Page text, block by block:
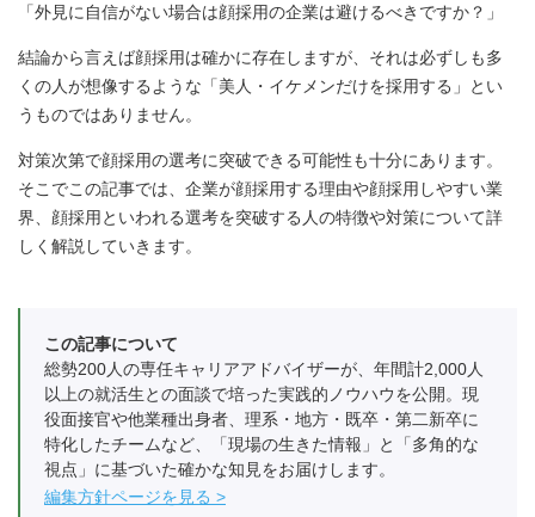
「外見に自信がない場合は顔採用の企業は避けるべきですか？」
結論から言えば顔採用は確かに存在しますが、それは必ずしも多
くの人が想像するような「美人・イケメンだけを採用する」とい
うものではありません。
対策次第で顔採用の選考に突破できる可能性も十分にあります。
そこでこの記事では、企業が顔採用する理由や顔採用しやすい業
界、顔採用といわれる選考を突破する人の特徴や対策について詳
しく解説していきます。
この記事について
総勢200人の専任キャリアアドバイザーが、年間計2,000人
以上の就活生との面談で培った実践的ノウハウを公開。現
役面接官や他業種出身者、理系・地方・既卒・第二新卒に
特化したチームなど、「現場の生きた情報」と「多角的な
視点」に基づいた確かな知見をお届けします。
編集方針ページを見る